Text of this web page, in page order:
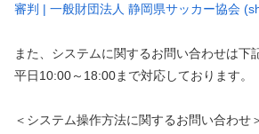
審判 | 一般財団法人 静岡県サッカー協会
また、システムに関するお問い合わせは
平日10:00～18:00まで対応しております。
＜システム操作方法に関するお問い合わせ